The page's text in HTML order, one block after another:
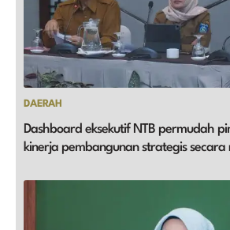
DAERAH
Dashboard eksekutif NTB permudah
kinerja pembangunan strategis